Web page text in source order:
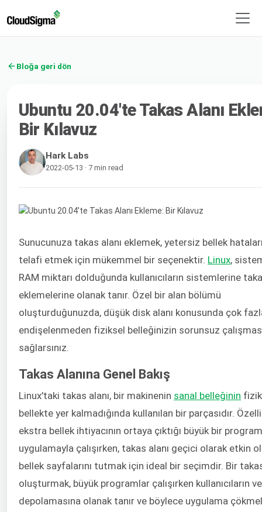
Bloğa geri dön
Ubuntu 20.04'te Takas Alanı
Bir Kılavuz
Hark Labs
2022-05-13 · 7 min read
Sunucunuza takas alanı eklemek, yetersiz bellek
telafi etmek için mükemmel bir seçenektir. Linux,
RAM miktarı dolduğunda kullanıcıların sistemlerine
eklemelerine olanak tanır. Özel bir alan bölümü
oluşturduğunuzda, düşük disk alanı konusunda çok
endişelenmeden fiziksel belleğinizin sorunsuz
sağlarsınız.
Takas Alanına Genel Bakış
Linux'taki takas alanı, bir makinenin sanal belleğinin
bellekte yer kalmadığında kullanılan bir parçasıdır.
ekstra bellek ihtiyacının ortaya çıktığı büyük bir
uygulamayla çalışırken, takas alanı geçici olarak etkin
bellek sayfalarını tutmak için ideal bir seçimdir. Bir
oluşturmak, büyük programlar çalışırken kullanıcıların
depolamasına olanak tanır ve böylece uygulama